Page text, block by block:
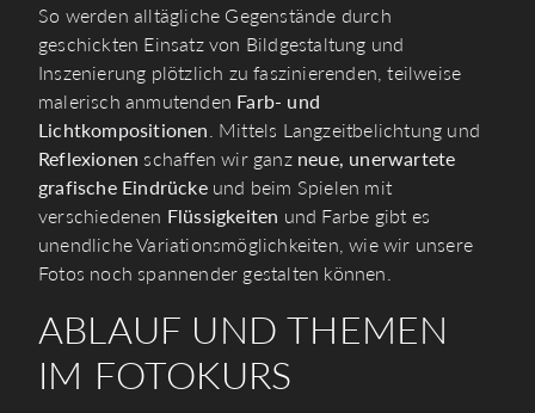
So werden alltägliche Gegenstände durch
geschickten Einsatz von Bildgestaltung und
Inszenierung plötzlich zu faszinierenden, teilweise
malerisch anmutenden Farb- und
Lichtkompositionen. Mittels Langzeitbelichtung und
Reflexionen schaffen wir ganzneue, unerwartete
grafische Eindrückeund beim Spielen mit
verschiedenen Flüssigkeiten und Farbe gibt es
unendliche Variationsmöglichkeiten, wie wir unsere
Fotos noch spannender gestalten können.
ABLAUF UND THEMEN
IM FOTOKURS